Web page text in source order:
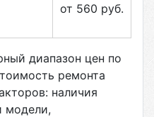
от 560 руб.
диапазон цен по
ремонта
наличия
модели,